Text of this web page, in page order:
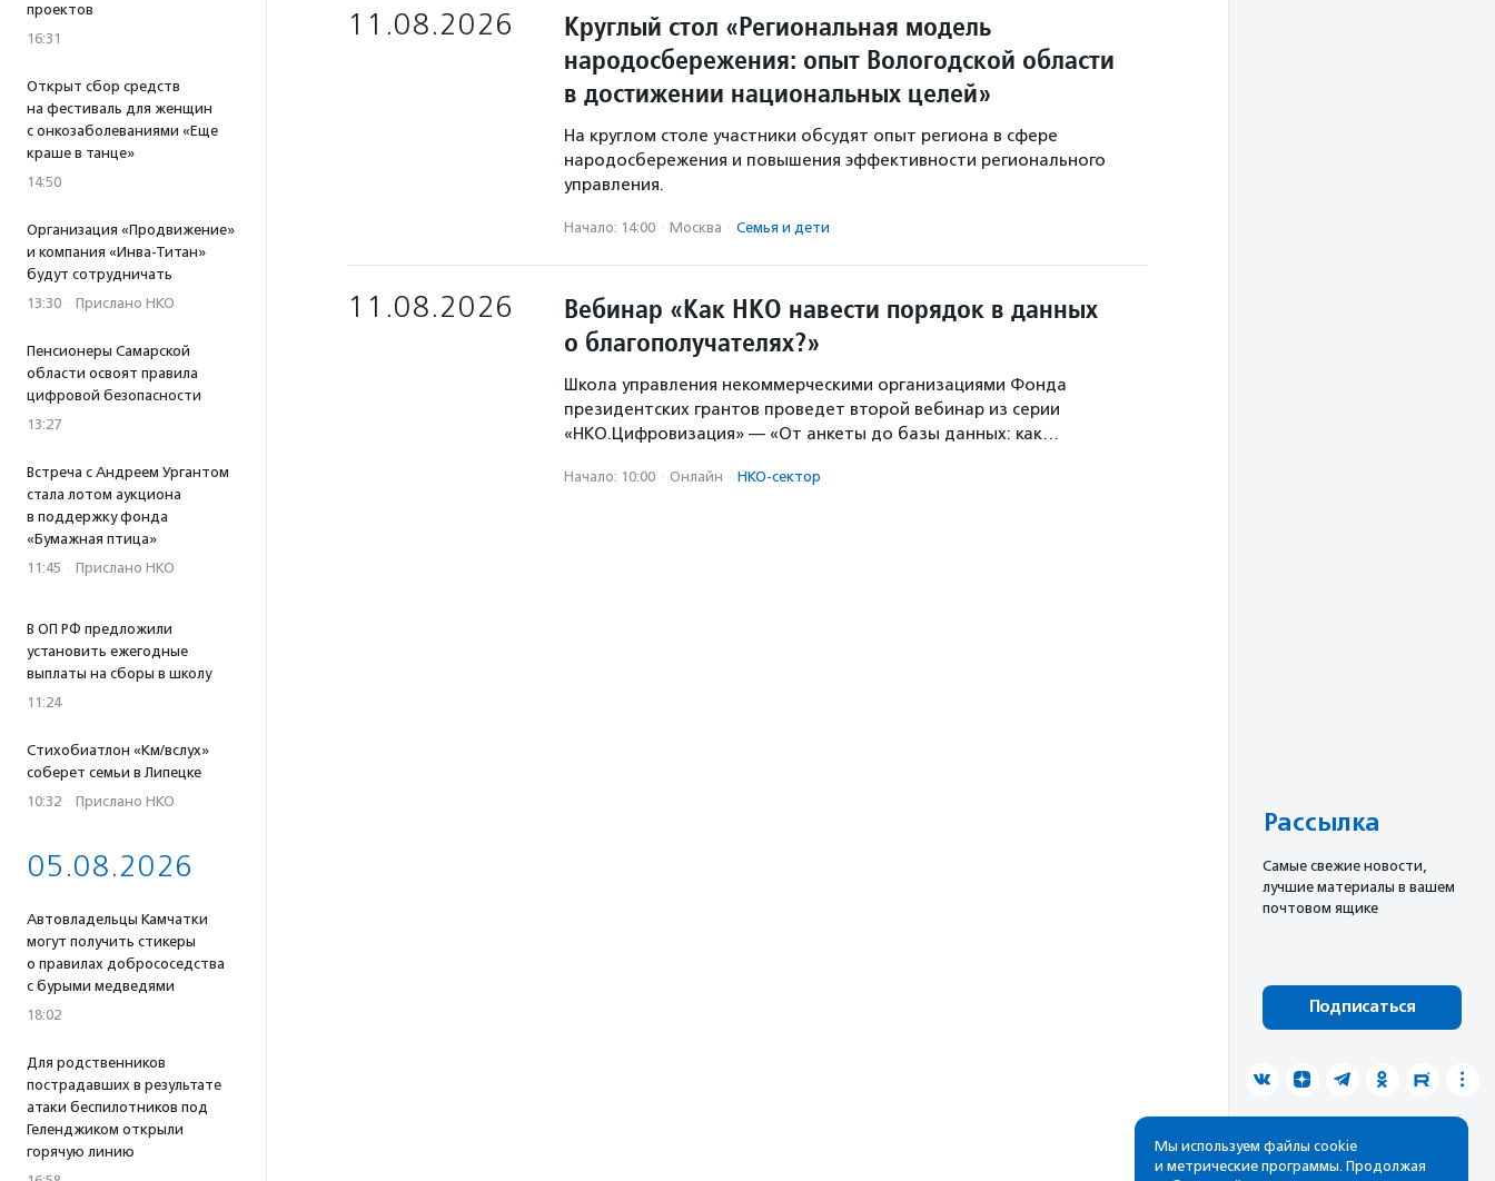
проектов
16:31
Открыт сбор средств
на фестиваль для женщин
с онкозаболеваниями «Еще
краше в танце»
14:50
Организация «Продвижение»
и компания «Инва-Титан»
будут сотрудничать
13:30 · Прислано НКО
Пенсионеры Самарской
области освоят правила
цифровой безопасности
13:27
Встреча с Андреем Ургантом
стала лотом аукциона
в поддержку фонда
«Бумажная птица»
11:45 · Прислано НКО
В ОП РФ предложили
установить ежегодные
выплаты на сборы в школу
11:24
Стихобиатлон «Км/вслух»
соберет семьи в Липецке
10:32 · Прислано НКО
05.08.2026
Автовладельцы Камчатки
могут получить стикеры
о правилах добрососедства
с бурыми медведями
18:02
Для родственников
пострадавших в результате
атаки беспилотников под
Геленджиком открыли
горячую линию
11.08.2026
Круглый стол «Региональная модель
народосбережения: опыт Вологодской области
в достижении национальных целей»
На круглом столе участники обсудят опыт региона в сфере
народосбережения и повышения эффективности регионального
управления.
Начало: 14:00 · Москва · Семья и дети
11.08.2026
Вебинар «Как НКО навести порядок в данных
о благополучателях?»
Школа управления некоммерческими организациями Фонда
президентских грантов проведет второй вебинар из серии
«НКО.Цифровизация» — «От анкеты до базы данных: как…
Начало: 10:00 · Онлайн · НКО-сектор
Рассылка
Cамые свежие новости,
лучшие материалы в вашем
почтовом ящике
Подписаться
Мы используем файлы cookie
и метрические программы. Продолжая